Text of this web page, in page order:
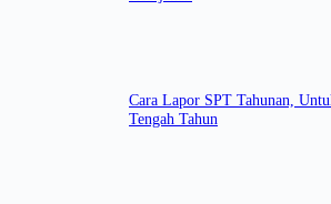
Cara Lapor SPT Tahunan,
Tengah Tahun